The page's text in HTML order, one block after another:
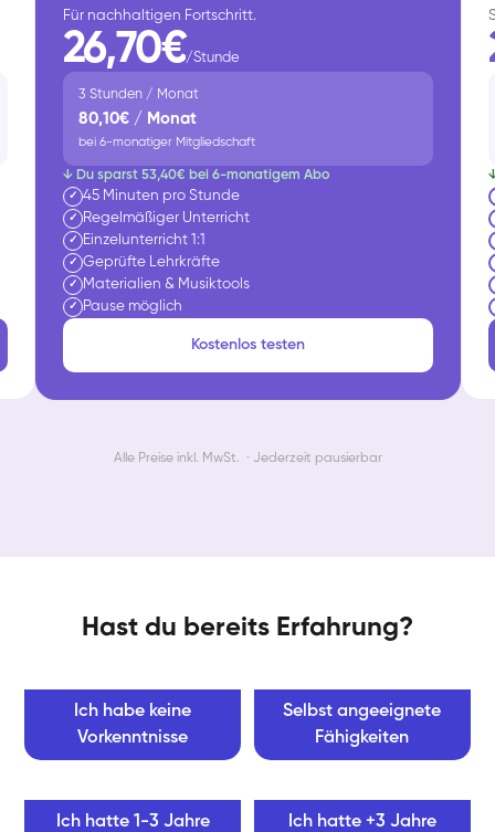
Für nachhaltigen Fortschritt.
26,70€/Stunde
3 Stunden / Monat
80,10€ / Monat
bei 6-monatiger Mitgliedschaft
↓ Du sparst 53,40€ bei 6-monatigem Abo
✓ 45 Minuten pro Stunde
✓ Regelmäßiger Unterricht
✓ Einzelunterricht 1:1
✓ Geprüfte Lehrkräfte
✓ Materialien & Musiktools
✓ Pause möglich
Kostenlos testen
Alle Preise inkl. MwSt. · Jederzeit pausierbar
Hast du bereits Erfahrung?
Ich habe keine
Vorkenntnisse
Selbst angeeignete
Fähigkeiten
Ich hatte 1-3 Jahre
Ich hatte +3 Jahre